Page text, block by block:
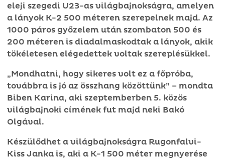
eleji szegedi U23-as világbajnokságra, amelyen
a lányok K-2 500 méteren szerepelnek majd. Az
1000 páros győzelem után szombaton 500 és
200 méteren is diadalmaskodtak a lányok, akik
tökéletesen elégedettek voltak szereplésükkel.
„Mondhatni, hogy sikeres volt ez a főpróba,
továbbra is jó az összhang közöttünk” – mondta
Biben Karina, aki szeptemberben 5. közös
világbajnoki címének fut majd neki Bakó
Olgával.
Készülődhet a világbajnokságra Rugonfalvi-
Kiss Janka is, aki a K-1 500 méter megnyerése